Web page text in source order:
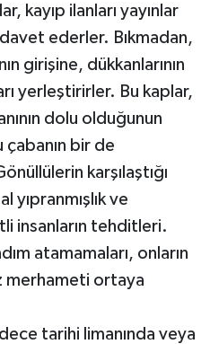
kayıp ilanları yayınlar
davet ederler. Bıkmadan,
girişine, dükkanlarının
yerleştirirler. Bu kaplar,
dolu olduğunun
bir de
karşılaştığı
yıpranmışlık ve
insanların tehditleri.
atamamaları, onların
merhameti ortaya
tarihi limanında veya